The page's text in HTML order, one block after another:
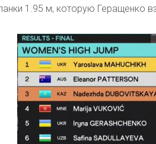
1.95 м, которую Геращенко